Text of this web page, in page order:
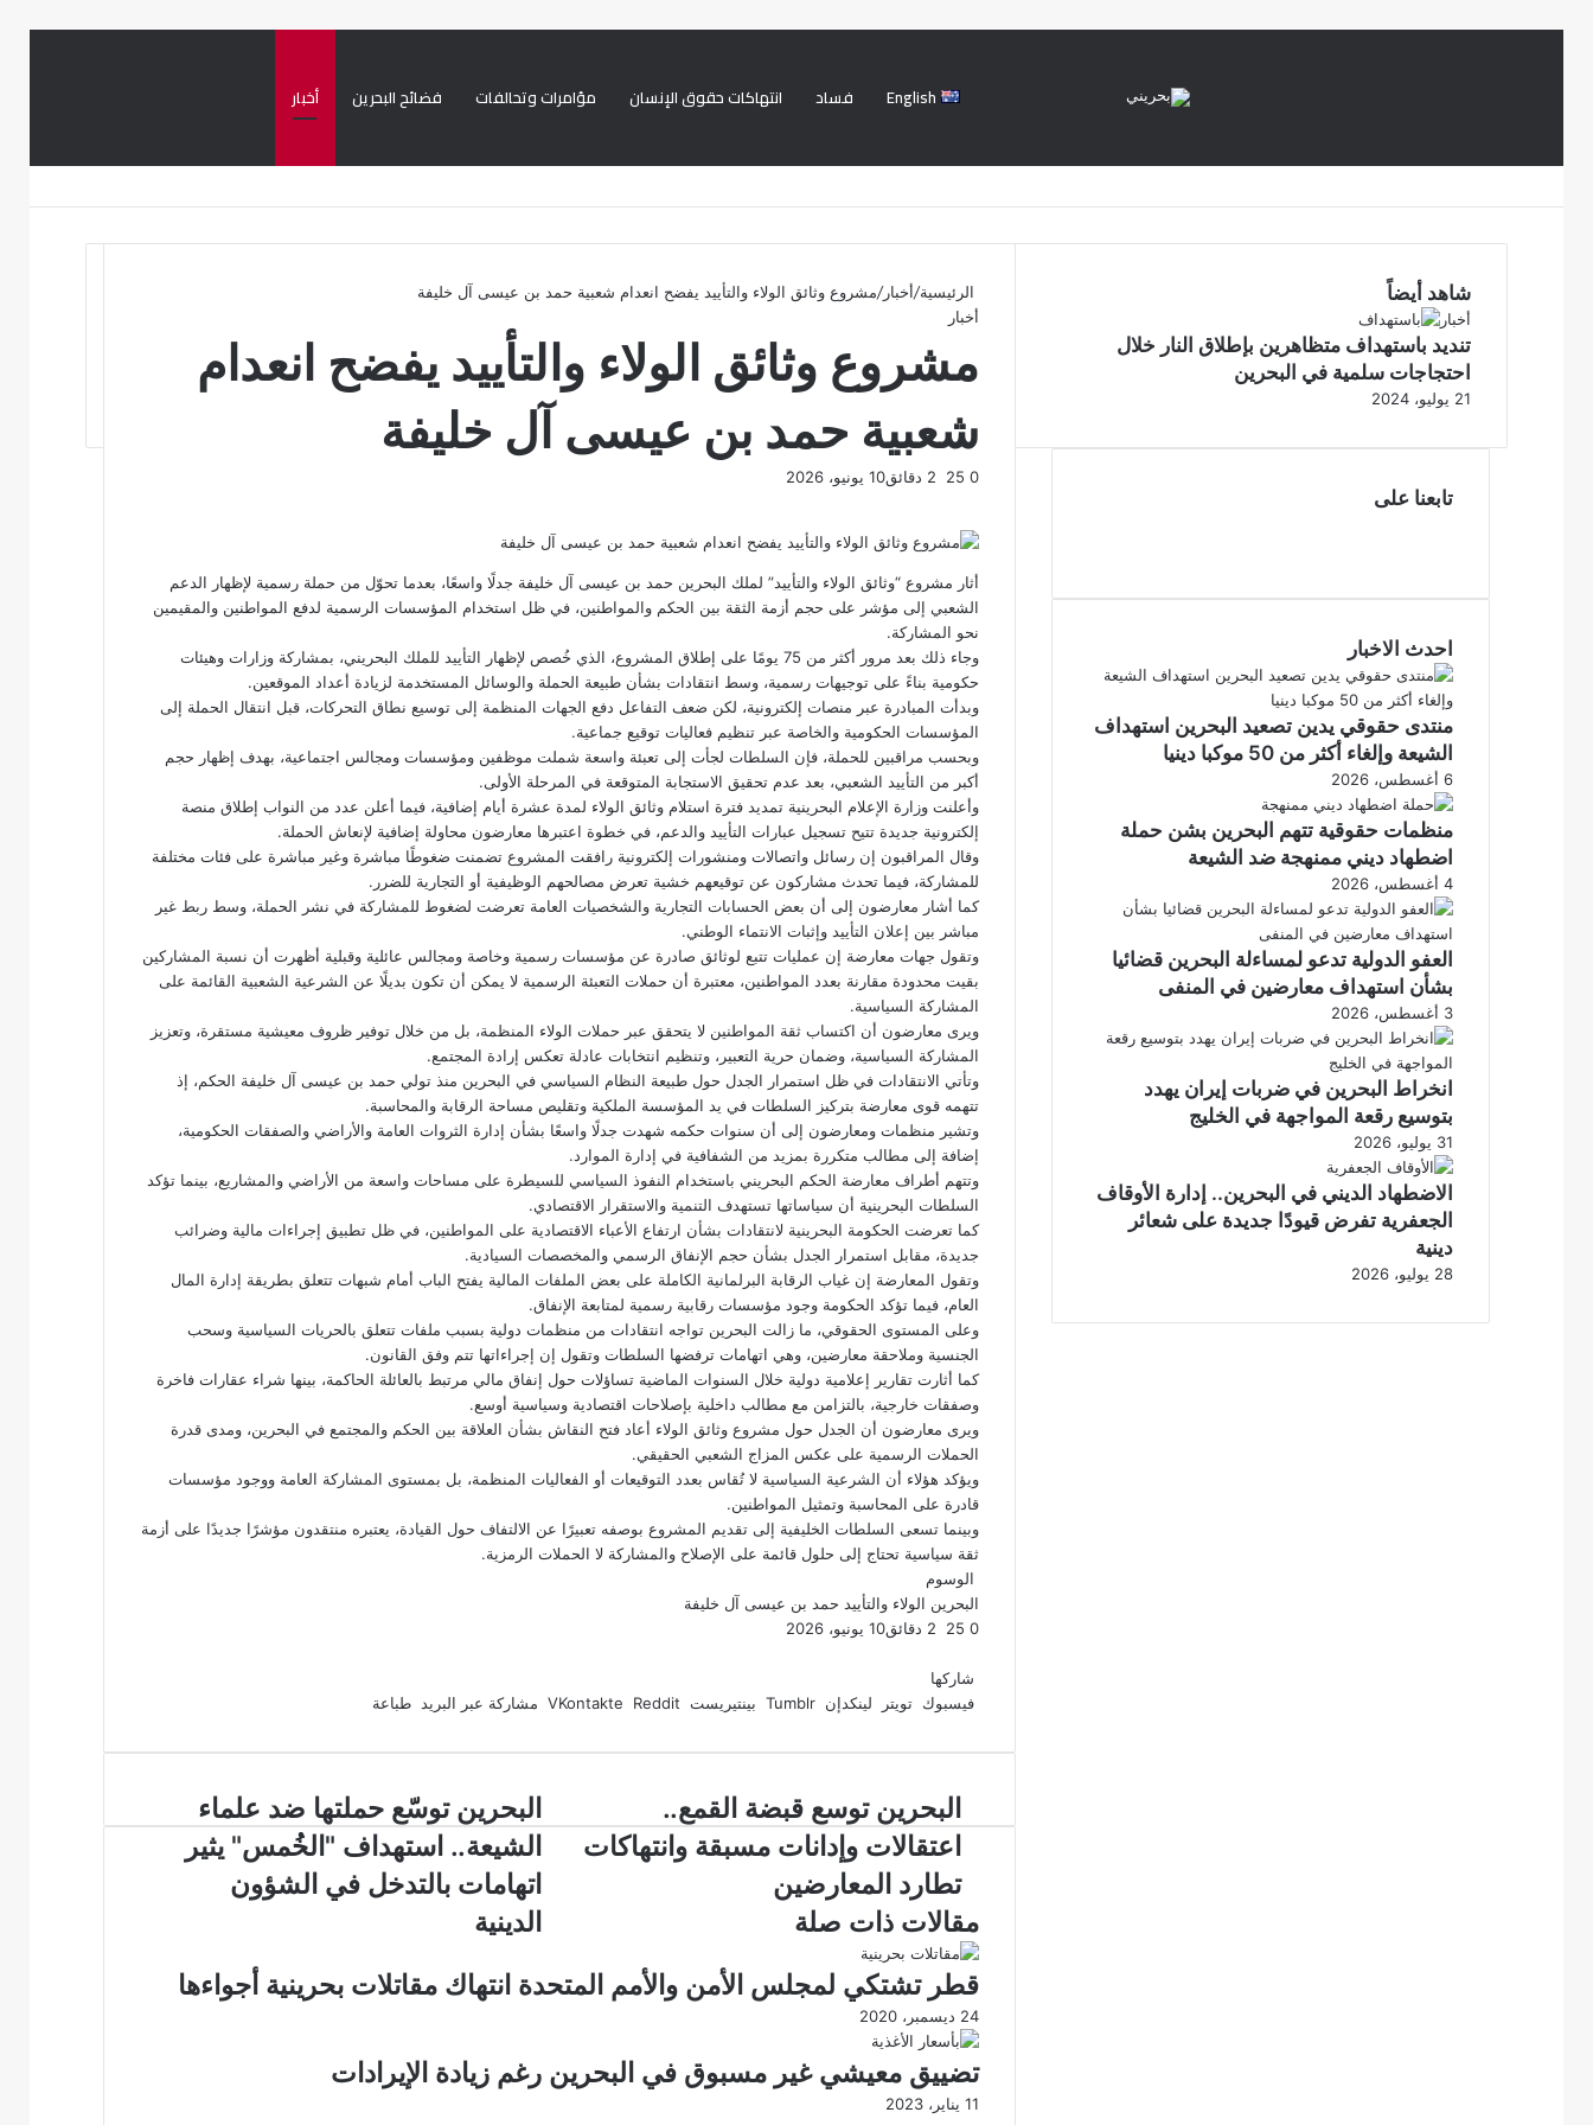
أخبار فضائح البحرين مؤامرات وتحالفات انتهاكات حقوق الإنسان فساد English
الرئيسية/أخبار/مشروع وثائق الولاء والتأييد يفضح انعدام شعبية حمد بن عيسى آل خليفة
أخبار
مشروع وثائق الولاء والتأييد يفضح انعدام
شعبية حمد بن عيسى آل خليفة
10 يونيو، 2026 0
ي
س
ب
و
و
ي
ت
ر
ي
ن
د
ن
u
r
ن
ر
ي
ت
e
i
ت
س
ب
أثار مشروع “وثائق الولاء والتأييد” لملك البحرين حمد بن عيسى آل خليفة جدلًا واسعًا، بعدما تحوّل من حملة رسمية لإظهار الدعم
الشعبي إلى مؤشر على حجم أزمة الثقة بين الحكم والمواطنين، في ظل استخدام المؤسسات الرسمية لدفع المواطنين والمقيمين
نحو المشاركة.
وجاء ذلك بعد مرور أكثر من 75 يومًا على إطلاق المشروع، الذي خُصص لإظهار التأييد للملك البحريني، بمشاركة وزارات وهيئات
حكومية بناءً على توجيهات رسمية، وسط انتقادات بشأن طبيعة الحملة والوسائل المستخدمة لزيادة أعداد الموقعين.
وبدأت المبادرة عبر منصات إلكترونية، لكن ضعف التفاعل دفع الجهات المنظمة إلى توسيع نطاق التحركات، قبل انتقال الحملة إلى
المؤسسات الحكومية والخاصة عبر تنظيم فعاليات توقيع جماعية.
وبحسب مراقبين للحملة، فإن السلطات لجأت إلى تعبئة واسعة شملت موظفين ومؤسسات ومجالس اجتماعية، بهدف إظهار حجم
أكبر من التأييد الشعبي، بعد عدم تحقيق الاستجابة المتوقعة في المرحلة الأولى.
وأعلنت وزارة الإعلام البحرينية تمديد فترة استلام وثائق الولاء لمدة عشرة أيام إضافية، فيما أعلن عدد من النواب إطلاق منصة
إلكترونية جديدة تتيح تسجيل عبارات التأييد والدعم، في خطوة اعتبرها معارضون محاولة إضافية لإنعاش الحملة.
وقال المراقبون إن رسائل واتصالات ومنشورات إلكترونية رافقت المشروع تضمنت ضغوطًا مباشرة وغير مباشرة على فئات مختلفة
للمشاركة، فيما تحدث مشاركون عن توقيعهم خشية تعرض مصالحهم الوظيفية أو التجارية للضرر.
كما أشار معارضون إلى أن بعض الحسابات التجارية والشخصيات العامة تعرضت لضغوط للمشاركة في نشر الحملة، وسط ربط غير
مباشر بين إعلان التأييد وإثبات الانتماء الوطني.
وتقول جهات معارضة إن عمليات تتبع لوثائق صادرة عن مؤسسات رسمية وخاصة ومجالس عائلية وقبلية أظهرت أن نسبة المشاركين
بقيت محدودة مقارنة بعدد المواطنين، معتبرة أن حملات التعبئة الرسمية لا يمكن أن تكون بديلًا عن الشرعية الشعبية القائمة على
المشاركة السياسية.
ويرى معارضون أن اكتساب ثقة المواطنين لا يتحقق عبر حملات الولاء المنظمة، بل من خلال توفير ظروف معيشية مستقرة، وتعزيز
المشاركة السياسية، وضمان حرية التعبير، وتنظيم انتخابات عادلة تعكس إرادة المجتمع.
وتأتي الانتقادات في ظل استمرار الجدل حول طبيعة النظام السياسي في البحرين منذ تولي حمد بن عيسى آل خليفة الحكم، إذ
تتهمه قوى معارضة بتركيز السلطات في يد المؤسسة الملكية وتقليص مساحة الرقابة والمحاسبة.
وتشير منظمات ومعارضون إلى أن سنوات حكمه شهدت جدلًا واسعًا بشأن إدارة الثروات العامة والأراضي والصفقات الحكومية،
إضافة إلى مطالب متكررة بمزيد من الشفافية في إدارة الموارد.
وتتهم أطراف معارضة الحكم البحريني باستخدام النفوذ السياسي للسيطرة على مساحات واسعة من الأراضي والمشاريع، بينما تؤكد
السلطات البحرينية أن سياساتها تستهدف التنمية والاستقرار الاقتصادي.
كما تعرضت الحكومة البحرينية لانتقادات بشأن ارتفاع الأعباء الاقتصادية على المواطنين، في ظل تطبيق إجراءات مالية وضرائب
جديدة، مقابل استمرار الجدل بشأن حجم الإنفاق الرسمي والمخصصات السيادية.
وتقول المعارضة إن غياب الرقابة البرلمانية الكاملة على بعض الملفات المالية يفتح الباب أمام شبهات تتعلق بطريقة إدارة المال
العام، فيما تؤكد الحكومة وجود مؤسسات رقابية رسمية لمتابعة الإنفاق.
وعلى المستوى الحقوقي، ما زالت البحرين تواجه انتقادات من منظمات دولية بسبب ملفات تتعلق بالحريات السياسية وسحب
الجنسية وملاحقة معارضين، وهي اتهامات ترفضها السلطات وتقول إن إجراءاتها تتم وفق القانون.
كما أثارت تقارير إعلامية دولية خلال السنوات الماضية تساؤلات حول إنفاق مالي مرتبط بالعائلة الحاكمة، بينها شراء عقارات فاخرة
وصفقات خارجية، بالتزامن مع مطالب داخلية بإصلاحات اقتصادية وسياسية أوسع.
ويرى معارضون أن الجدل حول مشروع وثائق الولاء أعاد فتح النقاش بشأن العلاقة بين الحكم والمجتمع في البحرين، ومدى قدرة
الحملات الرسمية على عكس المزاج الشعبي الحقيقي.
ويؤكد هؤلاء أن الشرعية السياسية لا تُقاس بعدد التوقيعات أو الفعاليات المنظمة، بل بمستوى المشاركة العامة ووجود مؤسسات
قادرة على المحاسبة وتمثيل المواطنين.
وبينما تسعى السلطات الخليفية إلى تقديم المشروع بوصفه تعبيرًا عن الالتفاف حول القيادة، يعتبره منتقدون مؤشرًا جديدًا على أزمة
ثقة سياسية تحتاج إلى حلول قائمة على الإصلاح والمشاركة لا الحملات الرمزية.
الوسوم
البحرين الولاء والتأييد حمد بن عيسى آل خليفة
10 يونيو، 2026
0
ي
س
و
و
ي
ر
ي
ن
د
ن
T
u
b
r
ي
ن
ي
ي
س
ت
R
e
d
t
ا
ت
ا
شاركها
فيسبوك تويتر لينكدإن بينتيريست مشاركة عبر البريد طباعة
البحرين توسّع حملتها ضد علماء
الشيعة.. استهداف "الخُمس" يثير
اتهامات بالتدخل في الشؤون
الدينية
البحرين توسع قبضة القمع..
اعتقالات وإدانات مسبقة وانتهاكات
تطارد المعارضين
مقالات ذات صلة
قطر تشتكي لمجلس الأمن والأمم المتحدة انتهاك مقاتلات بحرينية أجواءها
24 ديسمبر، 2020
تضييق معيشي غير مسبوق في البحرين رغم زيادة الإيرادات
11 يناير، 2023
شاهد أيضاً
إ
غ
ل
ا
أخبار
تنديد باستهداف متظاهرين بإطلاق النار خلال
احتجاجات سلمية في البحرين
21 يوليو، 2024
تابعنا على
ب
ك
ي
راحدث الاخبار
منتدى حقوقي يدين تصعيد البحرين استهداف
الشيعة وإلغاء أكثر من 50 موكبا دينيا
6 أغسطس، 2026
منظمات حقوقية تتهم البحرين بشن حملة
اضطهاد ديني ممنهجة ضد الشيعة
4 أغسطس، 2026
العفو الدولية تدعو لمساءلة البحرين قضائيا
بشأن استهداف معارضين في المنفى
3 أغسطس، 2026
انخراط البحرين في ضربات إيران يهدد
بتوسيع رقعة المواجهة في الخليج
31 يوليو، 2026
الاضطهاد الديني في البحرين.. إدارة الأوقاف
الجعفرية تفرض قيودًا جديدة على شعائر
دينية
28 يوليو، 2026